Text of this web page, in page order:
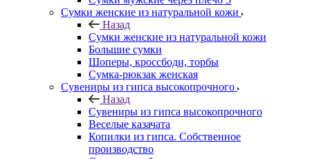
Сумки женские из натуральной кожи
Назад
Сумки женские из натуральной кожи
Большие сумки
Шоперы, кроссбоди, торбы
Сумка-рюкзак женская
Сувениры из гипса высокопрочного
Назад
Сувениры из гипса высокопрочного
Веселые казачата
Копилки из гипса. Собственное
производство